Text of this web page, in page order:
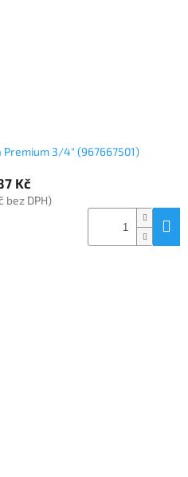
3/4" (967667501)
Kč
bez DPH)